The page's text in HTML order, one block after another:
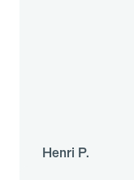
Henri P.